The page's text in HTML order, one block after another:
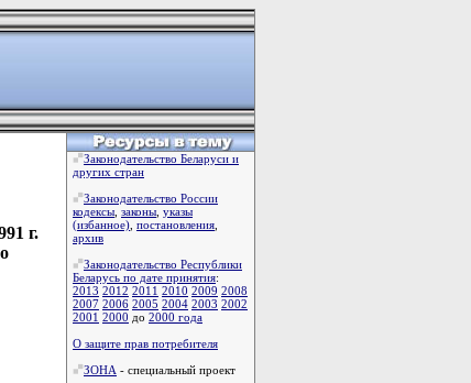
г.
Законодательство Беларуси и
других стран
Законодательство России
кодексы законы указы
(избанное) постановления
архив
Законодательство Республики
Беларусь по дате принятия:
2013 2012 2011 2010 2009 2008
2007 2006 2005 2004 2003 2002
2001 2000 до 2000 года
О защите прав потребителя
ЗОНА - специальный проект